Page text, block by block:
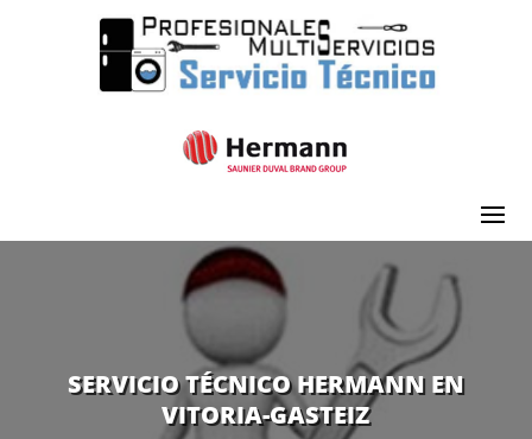
SERVICIO TÉCNICO HERMANN EN
VITORIA-GASTEIZ